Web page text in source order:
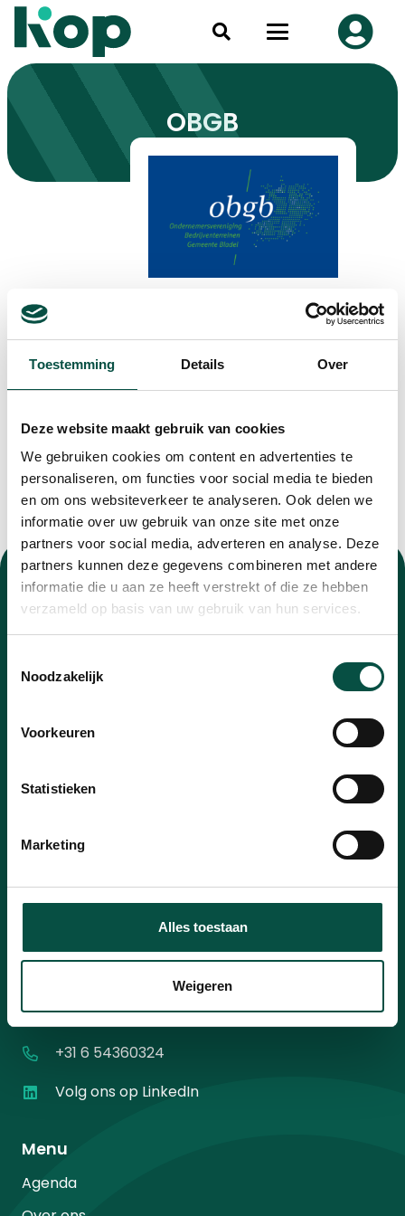
Toestemming Details Over
Deze website maakt gebruik van cookies
We gebruiken cookies om content en advertenties te
personaliseren, om functies voor social media te bieden
en om ons websiteverkeer te analyseren. Ook delen we
informatie over uw gebruik van onze site met onze
partners voor social media, adverteren en analyse. Deze
partners kunnen deze gegevens combineren met andere
informatie die u aan ze heeft verstrekt of die ze hebben
verzameld op basis van uw gebruik van hun services.
Noodzakelijk
Voorkeuren
Statistieken
Marketing
Alles toestaan
Weigeren
OBGB
Nieuwsbrief
onze nieuwsbrief
mailadres
Contact
5527 LC Hapert
+31 6 54360324
Volg ons op LinkedIn
Menu
Agenda